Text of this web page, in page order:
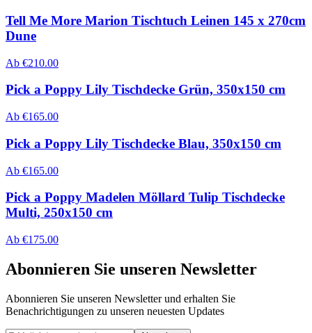
Tell Me More Marion Tischtuch Leinen 145 x 270cm
Dune
Ab €210.00
Pick a Poppy Lily Tischdecke Grün, 350x150 cm
Ab €165.00
Pick a Poppy Lily Tischdecke Blau, 350x150 cm
Ab €165.00
Pick a Poppy Madelen Möllard Tulip Tischdecke
Multi, 250x150 cm
Ab €175.00
Abonnieren Sie unseren Newsletter
Abonnieren Sie unseren Newsletter und erhalten Sie
Benachrichtigungen zu unseren neuesten Updates